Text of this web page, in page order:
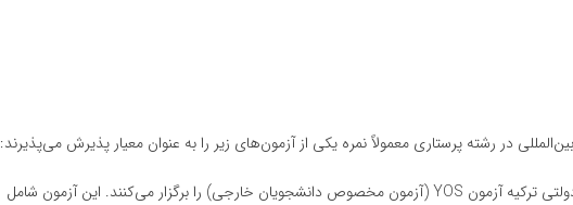
در رشته پرستاری معمولاً نمره یکی از آزمون‌های زیر را به عنوان معیار پذیرش می‌پذیرند:
: بسیاری از دانشگاه‌های دولتی ترکیه آزمون YOS (آزمون مخصوص دانشجویان خارجی) را برگزار می‌کنند. این آزمون شامل